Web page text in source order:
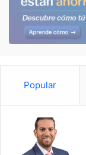
Popular